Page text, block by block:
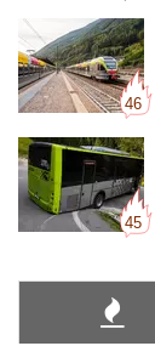
46
45